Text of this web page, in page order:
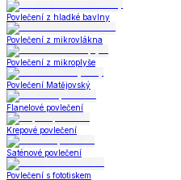
Povlečení z hladké bavlny
Povlečení z mikrovlákna
Povlečení z mikroplyše
Povlečení Matějovský
Flanelové povlečení
Krepové povlečení
Saténové povlečení
Povlečení s fototiskem